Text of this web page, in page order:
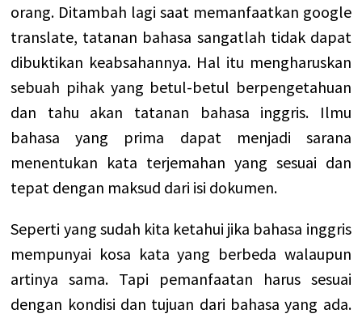
orang. Ditambah lagi saat memanfaatkan google
translate, tatanan bahasa sangatlah tidak dapat
dibuktikan keabsahannya. Hal itu mengharuskan
sebuah pihak yang betul-betul berpengetahuan
dan tahu akan tatanan bahasa inggris. Ilmu
bahasa yang prima dapat menjadi sarana
menentukan kata terjemahan yang sesuai dan
tepat dengan maksud dari isi dokumen.
Seperti yang sudah kita ketahui jika bahasa inggris
mempunyai kosa kata yang berbeda walaupun
artinya sama. Tapi pemanfaatan harus sesuai
dengan kondisi dan tujuan dari bahasa yang ada.